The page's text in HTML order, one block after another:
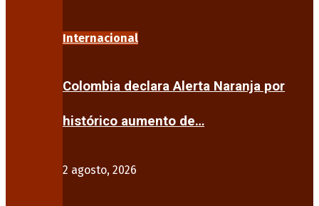
Internacional
Colombia declara Alerta Naranja por
histórico aumento de…
2 agosto, 2026